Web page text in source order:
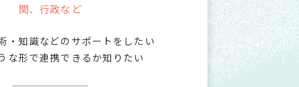
関、行政など
・知識などのサポートをしたい
な形で連携できるか知りたい